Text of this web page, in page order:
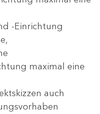
-Einrichtung
maximal eine
auch